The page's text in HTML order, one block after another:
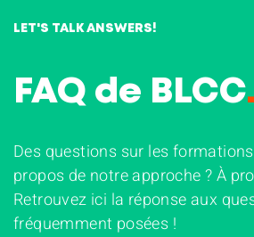
LET'S TALK ANSWERS!
FAQ de BLCC.
Des questions sur les
propos de notre approche ? À
Retrouvez ici la réponse aux
fréquemment posées !